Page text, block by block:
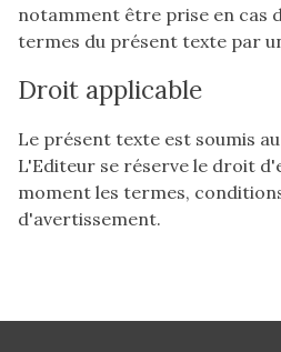
notamment être prise en cas
termes du présent texte par
Droit applicable
Le présent texte est soumis
L'Editeur se réserve le droit
moment les termes,
d'avertissement.